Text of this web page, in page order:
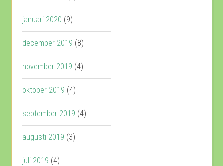
januari 2020 (9)
december 2019 (8)
november 2019 (4)
oktober 2019 (4)
september 2019 (4)
augusti 2019 (3)
juli 2019 (4)